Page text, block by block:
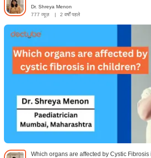
Dr. Shreya Menon
777 व्यूज़
| 2 वर्षों पहले
Which organs are affected by Cystic